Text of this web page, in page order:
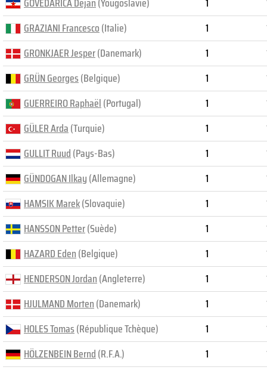
GRAZIANI Francesco(Italie)
GRONKJAER Jesper(Danemark)
GRÜN Georges(Belgique)
GUERREIRO Raphaël(Portugal)
GÜLER Arda(Turquie)
GULLIT Ruud(Pays-Bas)
GÜNDOGAN Ilkay(Allemagne)
HAMSIK Marek(Slovaquie)
HANSSON Petter(Suède)
HAZARD Eden(Belgique)
HENDERSON Jordan(Angleterre)
HJULMAND Morten(Danemark)
HOLES Tomas(République Tchèque)
HÖLZENBEIN Bernd(R.F.A.)
1
1
1
1
1
1
1
1
1
1
1
1
1
1